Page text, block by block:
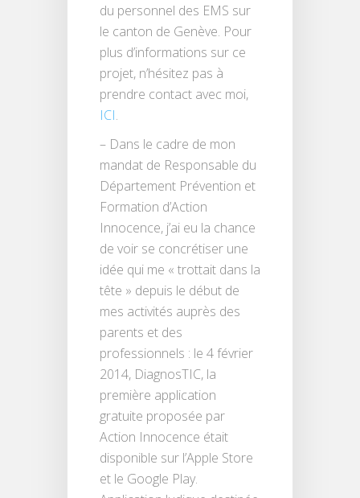
du personnel des EMS sur
le canton de Genève. Pour
plus d’informations sur ce
projet, n’hésitez pas à
prendre contact avec moi,
ICI.
– Dans le cadre de mon
mandat de Responsable du
Département Prévention et
Formation d’Action
Innocence, j’ai eu la chance
de voir se concrétiser une
idée qui me « trottait dans la
tête » depuis le début de
mes activités auprès des
parents et des
professionnels : le 4 février
2014, DiagnosTIC, la
première application
gratuite proposée par
Action Innocence était
disponible sur l’Apple Store
et le Google Play.